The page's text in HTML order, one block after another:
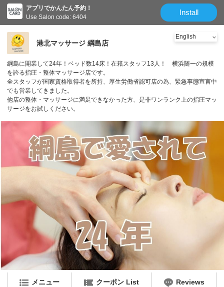
アプリでかんたん予約！
Use Salon code: 6404
Install
港北マッサージ 綱島店
綱島に開業して24年！ベッド数14床！在籍スタッフ13人！ 横浜随一の規模
を誇る指圧・整体マッサージ店です。
全スタッフが国家資格取得者を所持、厚生労働省認可店の為、緊急事態宣言中
でも営業してきました。
他店の整体・マッサージに満足できなかった方、是非ワンランク上の指圧マッ
サージをお試しください。
メニュー クーポン List Reviews